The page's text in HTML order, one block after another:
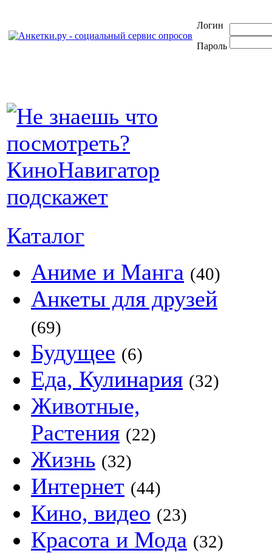
Логин
Пароль
Каталог
Аниме и Манга (40)
Анкеты для друзей
(69)
Будущее (6)
Еда, Кулинария (32)
Животные,
Растения (22)
Жизнь (32)
Интернет (44)
Кино, видео (23)
Красота и Мода (32)